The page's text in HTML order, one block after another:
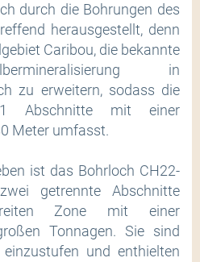
durch die Bohrungen des
herausgestellt, denn
Caribou, die bekannte
in
zu erweitern, sodass die
Abschnitte mit einer
Meter umfasst.
ist das Bohrloch CH22-
getrennte Abschnitte
Zone mit einer
Tonnagen. Sie sind
und enthielten